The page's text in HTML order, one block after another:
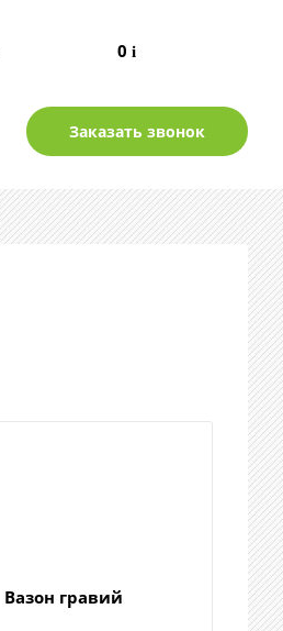
0i
Заказать звонок
Вазон гравий